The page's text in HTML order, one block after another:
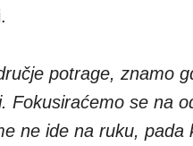
potrage, znamo
Fokusiraćemo se na
ne ide na ruku, pada